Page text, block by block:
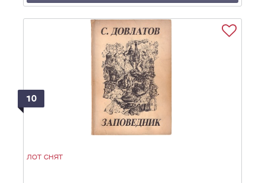
10
лот снят